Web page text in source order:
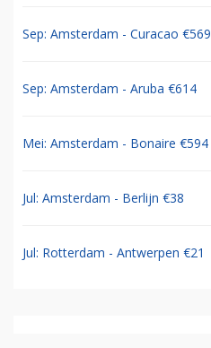
Sep: Amsterdam - Curacao €569
Sep: Amsterdam - Aruba €614
Mei: Amsterdam - Bonaire €594
Jul: Amsterdam - Berlijn €38
Jul: Rotterdam - Antwerpen €21